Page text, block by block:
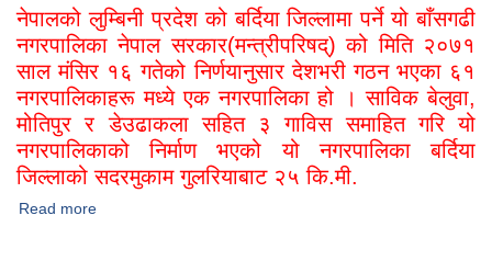
नेपालको लुम्बिनी प्रदेश को बर्दिया जिल्लामा पर्ने यो बाँसगढी
नगरपालिका नेपाल सरकार(मन्त्रीपरिषद्) को मिति २०७१
साल मंसिर १६ गतेको निर्णयानुसार देशभरी गठन भएका ६१
नगरपालिकाहरू मध्ये एक नगरपालिका हो । साविक बेलुवा,
मोतिपुर र डेउढाकला सहित ३ गाविस समाहित गरि यो
नगरपालिकाको निर्माण भएको यो नगरपालिका बर्दिया
जिल्लाको सदरमुकाम गुलरियाबाट २५ कि.मी.
Read more